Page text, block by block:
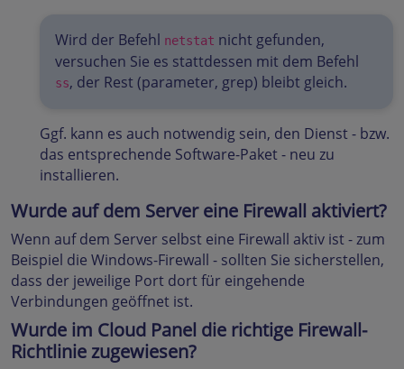
Wird der Befehl netstat nicht gefunden,
versuchen Sie es stattdessen mit dem Befehl
ss, der Rest (parameter, grep) bleibt gleich.
Ggf. kann es auch notwendig sein, den Dienst - bzw.
das entsprechende Software-Paket - neu zu
installieren.
Wurde auf dem Server eine Firewall aktiviert?
Wenn auf dem Server selbst eine Firewall aktiv ist - zum
Beispiel die Windows-Firewall - sollten Sie sicherstellen,
dass der jeweilige Port dort für eingehende
Verbindungen geöffnet ist.
Wurde im Cloud Panel die richtige Firewall-
Richtlinie zugewiesen?